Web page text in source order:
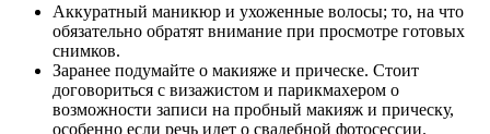
Аккуратный маникюр и ухоженные волосы; то, на что
обязательно обратят внимание при просмотре готовых
снимков.
Заранее подумайте о макияже и прическе. Стоит
договориться с визажистом и парикмахером о
возможности записи на пробный макияж и прическу,
особенно если речь идет о свадебной фотосессии.